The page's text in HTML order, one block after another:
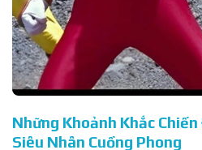
Những Khoảnh Khắc
Siêu Nhân Cuồng Phong